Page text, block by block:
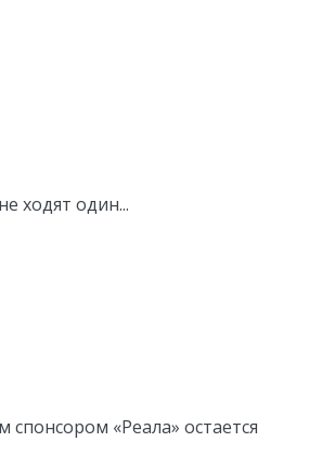
ходят один...
«Реала» остается